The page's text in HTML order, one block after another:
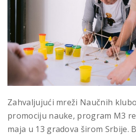
Zahvaljujući mreži Naučnih
promociju nauke, program M3
maja u 13 gradova širom Srbije.